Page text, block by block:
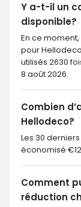
Y a-t-il un
disponible?
En ce
pour
utilisés 2630
8 août 2026.
Combien
Hellodeco?
Les 30
économisé
Comment
réduction